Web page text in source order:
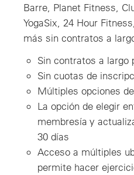
Barre, Planet Fitness,
YogaSix, 24 Hour
más sin contratos a
Sin contratos a largo
Sin cuotas de
Múltiples opciones
La opción de elegir
membresía y
30 días
Acceso a múltiples
permite hacer